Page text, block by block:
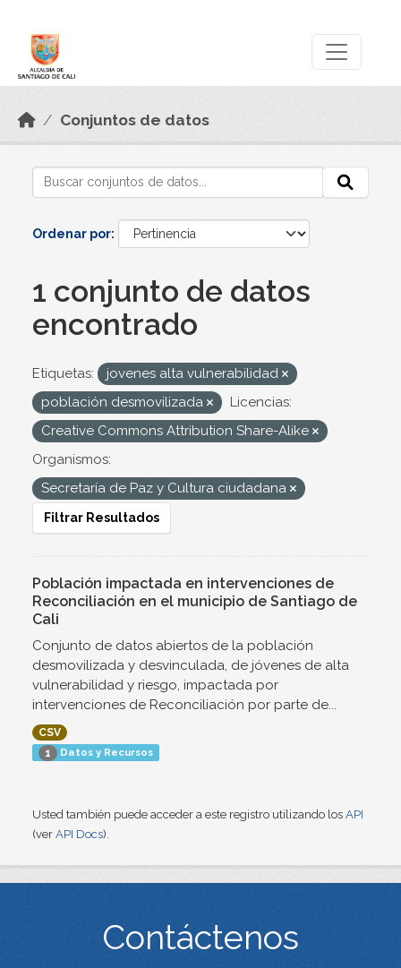
Conjuntos de datos
Ordenar por
1 conjunto de datos
encontrado
Etiquetas:
jovenes alta vulnerabilidad
población desmovilizada
Licencias:
Creative Commons Attribution Share-Alike
Organismos:
Secretaría de Paz y Cultura ciudadana
Filtrar Resultados
Población impactada en intervenciones de
Reconciliación en el municipio de Santiago de
Cali
Conjunto de datos abiertos de la población
desmovilizada y desvinculada, de jóvenes de alta
vulnerabilidad y riesgo, impactada por
intervenciones de Reconciliación por parte de...
CSV
1 Datos y Recursos
Usted también puede acceder a este registro utilizando los API
(ver API Docs).
Contáctenos